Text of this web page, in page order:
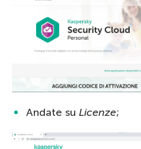
Andate su Licenze;